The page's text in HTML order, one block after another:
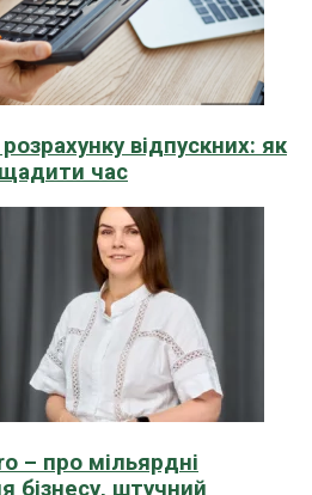
відпускних: як
час
– про мільярдні
бізнесу, штучний